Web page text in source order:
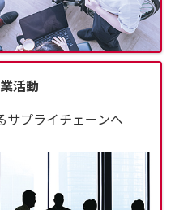
活動
サプライチェーンへ